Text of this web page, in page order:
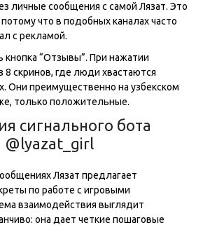
личные сообщения с самой Лязат. Это
что в подобных каналах часто
с рекламой.
кнопка “Отзывы”. При нажатии
8 скринов, где люди хвастаются
Они преимущественно на узбекском
только положительные.
сигнального бота
@lyazat_girl
Лязат предлагает
по работе с игровыми
взаимодействия выглядит
она дает четкие пошаговые